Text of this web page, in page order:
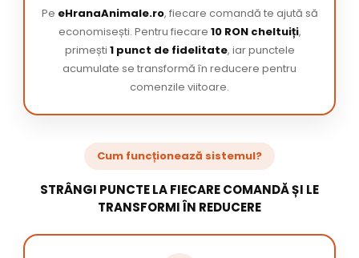
Pe eHranaAnimale.ro, fiecare comandă te ajută să
economisești. Pentru fiecare 10 RON cheltuiți,
primești 1 punct de fidelitate, iar punctele
acumulate se transformă în reducere pentru
comenzile viitoare.
Cum funcționează sistemul?
STRÂNGI PUNCTE LA FIECARE COMANDĂ ȘI LE
TRANSFORMI ÎN REDUCERE